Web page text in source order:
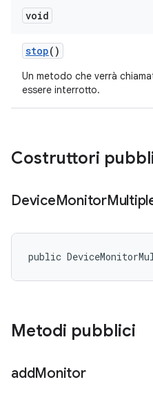
void
stop()
Un metodo che verrà
essere interrotto.
Costruttori
DeviceMonitor
public
Metodi pubblici
addMonitor